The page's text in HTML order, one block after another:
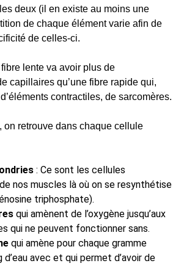
deux (il en existe au moins une
de chaque élément varie afin de
de celles-ci.
lente va avoir plus de
capillaires qu’une fibre rapide qui,
contractiles, de sarcomères.
on retrouve dans chaque cellule
: Ce sont les cellules
de nos muscles là où on se resynthétise
triphosphate).
qui amènent de l’oxygène jusqu’aux
qui ne peuvent fonctionner sans.
qui amène pour chaque gramme
avec et qui permet d’avoir de